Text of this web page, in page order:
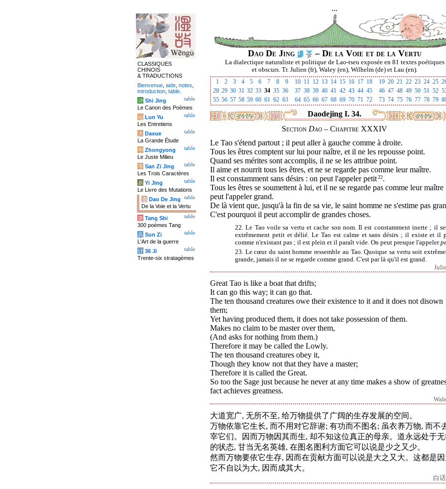
...
Dao De Jing – De la Voie et de la Vertu
La dialectique naturaliste et politique de Lao-tseu exposée en 81 textes poétiques
et obscurs. Tr. Julien (fr), Waley (en), Wilhelm (de) et Lau (en).
1
2 3 4 5 6 7 8 9 10 11 12 13 14 15 16 17 18 19 20 21 22 23 24 25
28 29 30 31 32 33 34 35 36 37 38 39 40 41 42 43 44 45 46 47 48 49 50 51 52
55 56 57 58 59 60 61 62 63 64 65 66 67 68 69 70 71 72 73 74 75 76 77 78 79
Daodejing I. 34.
Section Dao – Chapitre XXXIV
Le Tao s'étend partout ; il peut aller à gauche comme à droite.
Tous les êtres comptent sur lui pour naître, et il ne les repousse point.
Quand ses mérites sont accomplis, il ne se les attribue point.
Il aime et nourrit tous les êtres, et ne se regarde pas comme leur maître.
Il est constamment sans désirs : on peut l'appeler petit22.
Tous les êtres se soumettent à lui, et il ne se regarde pas comme leur maître
peut l'appeler grand.
De là vient que, jusqu'à la fin de sa vie, le saint homme ne s'estime pas
C'est pourquoi il peut accomplir de grandes choses.
22. Le Tao voile sa vertu et cache son nom. Il est constamment inerte ; il
extrêmement petit et délié. Le Tao est calme et sans désirs ; il existe et il
comme n'existant pas ; il est plein et il paraît vide. On peut presque l'appeler
23. Le cœur du saint homme ressemble au Tao. Quoique sa vertu soit
grande, jamais il ne se regarde comme grand. C'est par là qu'il est grand.
Great Tao is like a boat that drifts;
It can go this way; it can go that.
The ten thousand creatures owe their existence to it and it does not disown
them;
Yet having produced them, it does not take possession of them.
Makes no claim to be master over them,
(And asks for nothing from them.)
Therefore it may be called the Lowly.
The ten thousand creatures obey it,
Though they know not that they have a master;
Therefore it is called the Great.
So too the Sage just because he never at any time makes a show of
fact achieves greatness.
大道宽广, 无所不至, 给万物提供了广阔的生存发展的空间。
万物依靠它生长, 而不用对它辞谢; 有功而不图名; 虽衣养万物, 而不
宰它们。因而万物因其而生, 却不知这位真正的母亲。道永远处于无
的状态, 甘当无名英雄, 在图名图利方面它可以说是少之又少。
然而万物要依它生存, 因而在贡献方面可以说是大之又大。这都是因
它不自以为大, 因而成其大。
白
CLASSIQUES
CHINOIS
& TRADUCTIONS
Bienvenue aide notes
introduction table
table
诗 Shi Jing
Le Canon des Poèmes
table
论 Lun Yu
Les Entretiens
table
大 Daxue
La Grande Étude
table
中 Zhongyong
Le Juste Milieu
table
字 San Zi Jing
Les Trois Caractères
table
易 Yi Jing
Le Livre des Mutations
table
道 Dao De Jing
De la Voie et la Vertu
table
唐 Tang Shi
300 poèmes Tang
table
兵 Sun Zi
L'Art de la guerre
table
计 36 Ji
Trente-six stratagèmes